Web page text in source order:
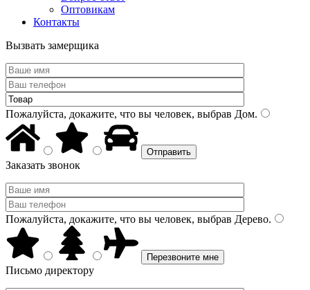
Оптовикам
Контакты
Вызвать замерщика
Пожалуйста, докажите, что вы человек, выбрав Дом.
Заказать звонок
Пожалуйста, докажите, что вы человек, выбрав Дерево.
Письмо директору